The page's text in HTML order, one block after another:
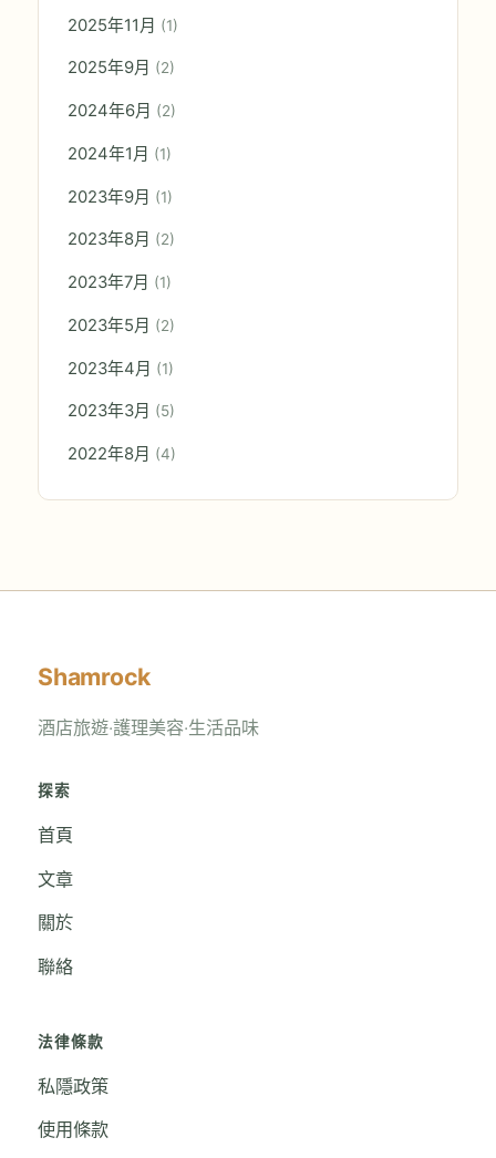
2025年11月 (1)
2025年9月 (2)
2024年6月 (2)
2024年1月 (1)
2023年9月 (1)
2023年8月 (2)
2023年7月 (1)
2023年5月 (2)
2023年4月 (1)
2023年3月 (5)
2022年8月 (4)
Shamrock
酒店旅遊‧護理美容‧生活品味
探索
首頁
文章
關於
聯絡
法律條款
私隱政策
使用條款